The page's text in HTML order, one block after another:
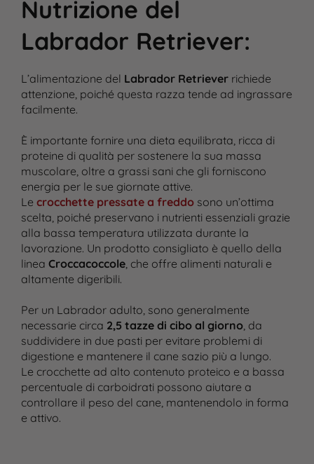
Nutrizione del
Labrador Retriever:
L’alimentazione del Labrador Retrieverrichiede
attenzione, poiché questa razza tende ad ingrassare
facilmente.
È importante fornire una dieta equilibrata, ricca di
proteine di qualità per sostenere la sua massa
muscolare, oltre a grassi sani che gli forniscono
energia per le sue giornate attive.
Le crocchette pressate a freddosono un’ottima
scelta, poiché preservano i nutrienti essenziali grazie
alla bassa temperatura utilizzata durante la
lavorazione. Un prodotto consigliato è quello della
linea Croccacoccole, che offre alimenti naturali e
altamente digeribili.
Per un Labrador adulto, sono generalmente
necessarie circa 2,5 tazze di cibo al giorno, da
suddividere in due pasti per evitare problemi di
digestione e mantenere il cane sazio più a lungo.
Le crocchette ad alto contenuto proteico e a bassa
percentuale di carboidrati possono aiutare a
controllare il peso del cane, mantenendolo in forma
e attivo​.